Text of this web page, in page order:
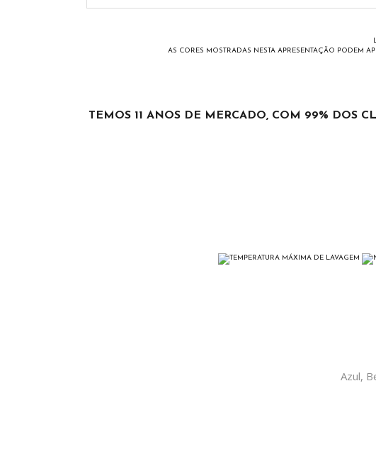
AS CORES MOSTRADAS NESTA APRESENTAÇÃO PODEM
TEMOS 11 ANOS DE MERCADO, COM 99% DOS
Azul,